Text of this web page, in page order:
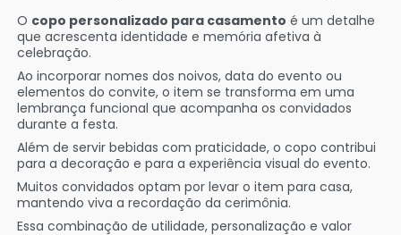
O copo personalizado para casamento é um detalhe
que acrescenta identidade e memória afetiva à
celebração.
Ao incorporar nomes dos noivos, data do evento ou
elementos do convite, o item se transforma em uma
lembrança funcional que acompanha os convidados
durante a festa.
Além de servir bebidas com praticidade, o copo contribui
para a decoração e para a experiência visual do evento.
Muitos convidados optam por levar o item para casa,
mantendo viva a recordação da cerimônia.
Essa combinação de utilidade, personalização e valor